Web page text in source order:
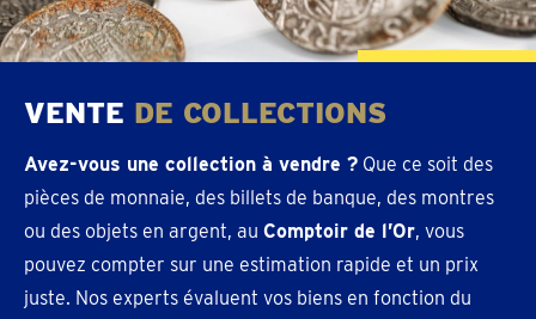
VENTE DE COLLECTIONS
Avez-vous une collection à vendre ? Que ce soit des
pièces de monnaie, des billets de banque, des montres
ou des objets en argent, au Comptoir de l’Or, vous
pouvez compter sur une estimation rapide et un prix
juste. Nos experts évaluent vos biens en fonction du